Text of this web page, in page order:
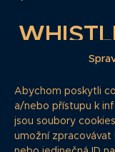
Abychom poskytli
a/nebo přístupu k
jsou soubory
umožní zpracovávat
Tento
dluhopisům.
Pokud si
kterých by